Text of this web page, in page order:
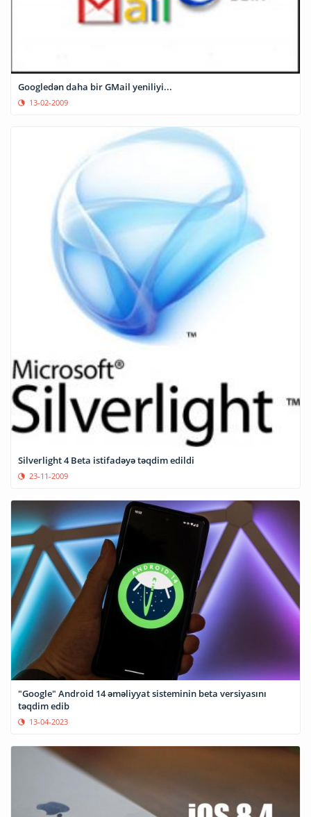
Googledən daha bir GMail yeniliyi...
13-02-2009
Silverlight 4 Beta istifadəyə təqdim edildi
23-11-2009
"Google" Android 14 əməliyyat sisteminin beta versiyasını
təqdim edib
13-04-2023